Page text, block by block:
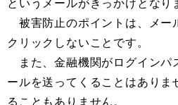
被害防止のポイントは、メー
クリックしないことです。
また、金融機関がログインパ
ールを送ってくることはありま
ることもありません。